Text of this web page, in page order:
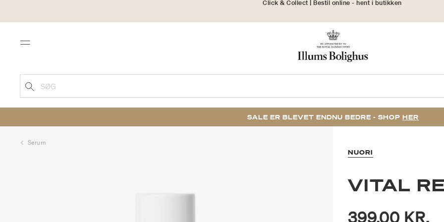
Menu
SØG
SALE ER BLEVET ENDNU BEDRE - SHOP HER
Serum
NUORI
VITAL
399,00 KR.